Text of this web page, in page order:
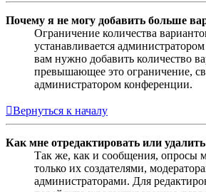
Почему я не могу добавить больше
Ограничение количества
устанавливается
вам нужно добавить количество
превышающее это ограничение,
администратором конференции.
Вернуться к началу
Как мне отредактировать или
Так же, как и сообщения, опросы
только их создателями,
администраторами. Для